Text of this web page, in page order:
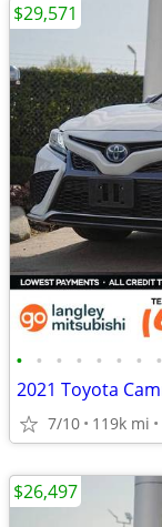
• • • • • • • •
7/10 119k mi
$29,571
$26,497